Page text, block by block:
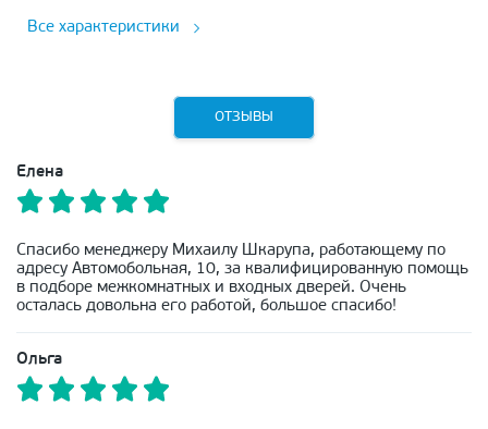
Все характеристики
ОТЗЫВЫ
Елена
Спасибо менеджеру Михаилу Шкарупа, работающему по
адресу Автомобольная, 10, за квалифицированную помощь
в подборе межкомнатных и входных дверей. Очень
осталась довольна его работой, большое спасибо!
Ольга